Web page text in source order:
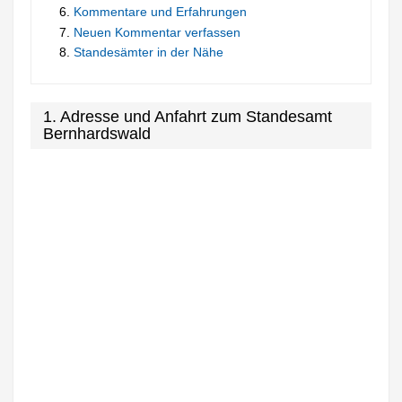
Kommentare und Erfahrungen
Neuen Kommentar verfassen
Standesämter in der Nähe
1. Adresse und Anfahrt zum Standesamt
Bernhardswald